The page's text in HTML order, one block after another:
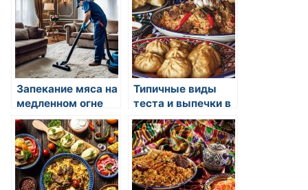
Запекание мяса на
медленном огне
Типичные виды
теста и выпечки в
азиатской
кулинарии